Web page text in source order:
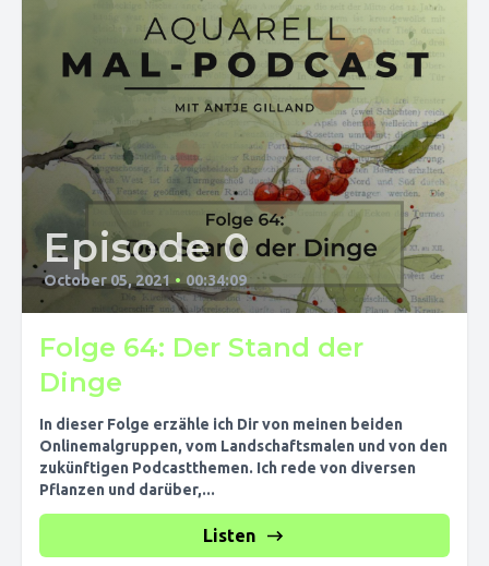
Episode 0
October 05, 2021 • 00:34:09
Folge 64: Der Stand der
Dinge
In dieser Folge erzähle ich Dir von meinen beiden
Onlinemalgruppen, vom Landschaftsmalen und von den
zukünftigen Podcastthemen. Ich rede von diversen
Pflanzen und darüber,...
Listen